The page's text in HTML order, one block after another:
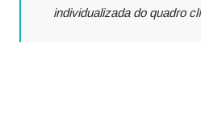
individualizada do quadro